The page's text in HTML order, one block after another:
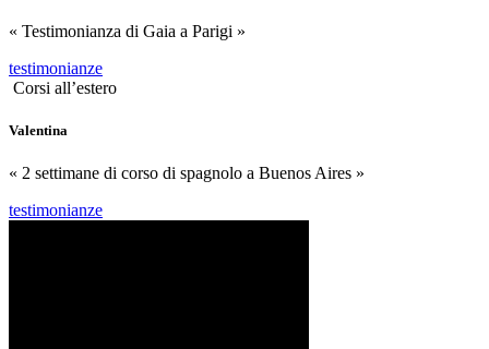
« Testimonianza di Gaia a Parigi »
testimonianze
Corsi all’estero
Valentina
« 2 settimane di corso di spagnolo a Buenos Aires »
testimonianze